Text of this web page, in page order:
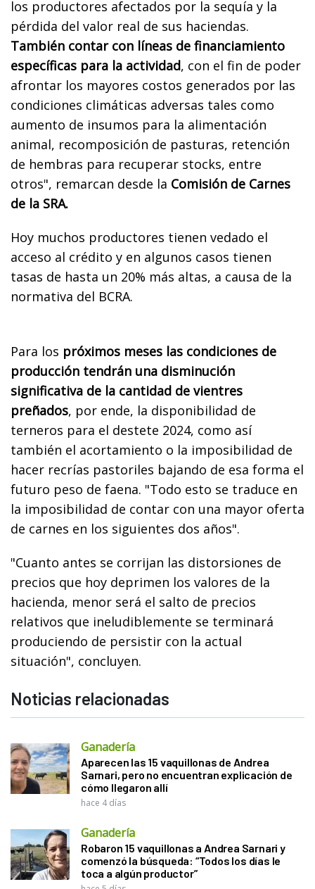
los productores afectados por la sequía y la
pérdida del valor real de sus haciendas.
También contar con líneas de financiamiento
específicas para la actividad, con el fin de poder
afrontar los mayores costos generados por las
condiciones climáticas adversas tales como
aumento de insumos para la alimentación
animal, recomposición de pasturas, retención
de hembras para recuperar stocks, entre
otros", remarcan desde la Comisión de Carnes
de la SRA.
Hoy muchos productores tienen vedado el
acceso al crédito y en algunos casos tienen
tasas de hasta un 20% más altas, a causa de la
normativa del BCRA.
Para los próximos meses las condiciones de
producción tendrán una disminución
significativa de la cantidad de vientres
preñados, por ende, la disponibilidad de
terneros para el destete 2024, como así
también el acortamiento o la imposibilidad de
hacer recrías pastoriles bajando de esa forma el
futuro peso de faena. "Todo esto se traduce en
la imposibilidad de contar con una mayor oferta
de carnes en los siguientes dos años".
"Cuanto antes se corrijan las distorsiones de
precios que hoy deprimen los valores de la
hacienda, menor será el salto de precios
relativos que ineludiblemente se terminará
produciendo de persistir con la actual
situación", concluyen.
Noticias relacionadas
Ganadería
Aparecen las 15 vaquillonas de Andrea
Sarnari, pero no encuentran explicación de
cómo llegaron allí
hace 4 días
Ganadería
Robaron 15 vaquillonas a Andrea Sarnari y
comenzó la búsqueda: “Todos los días le
toca a algún productor”